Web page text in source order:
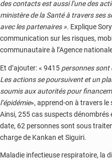
des contacts est aussi l’une des
ministère de la Santé à travers ses
avec les partenaires ». Explique
communication sur les risques,
communautaire à l’Agence
Et d’ajouter: « 9415 personnes sont
Les actions se poursuivent et un
soumis aux autorités pour
l’épidémie», apprend-on à travers le
Ainsi, 255 cas suspects
date, 62 personnes sont sous
charge de Kankan et Siguiri.
Maladie infectieuse respiratoire, la